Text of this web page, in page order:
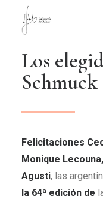
NOTICIAS DE
NOVEDADES
QUIÉN SOY
Los elegi
Schmuck
Felicitaciones
Monique
Agusti, las
la 64ª edición de